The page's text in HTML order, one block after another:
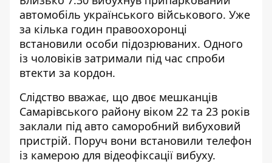
автомобіль українського військового. Уже
за кілька годин правоохоронці
встановили особи підозрюваних. Одного
із чоловіків затримали під час спроби
втекти за кордон.
Слідство вважає, що двоє мешканців
Самарівського району віком 22 та 23 років
заклали під авто саморобний вибуховий
пристрій. Поруч вони встановили телефон
із камерою для відеофіксації вибуху.